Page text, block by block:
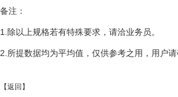
备注：
1.除以上规格若有特殊要求，请洽业务员。
2.所提数据均为平均值，仅供参考之用，用户请
【返回 】